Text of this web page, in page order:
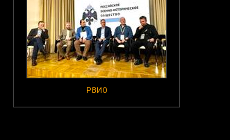
РВИО